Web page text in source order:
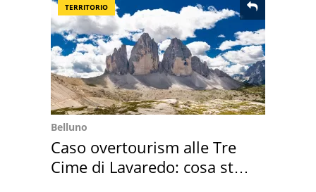
TERRITORIO
Belluno
Caso overtourism alle Tre
Cime di Lavaredo: cosa sta